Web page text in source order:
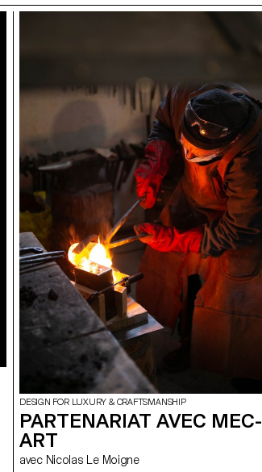
DESIGN FOR LUXURY & CRAFTSMANSHIP
PARTENARIAT AVEC MEC-
ART
avec Nicolas Le Moigne